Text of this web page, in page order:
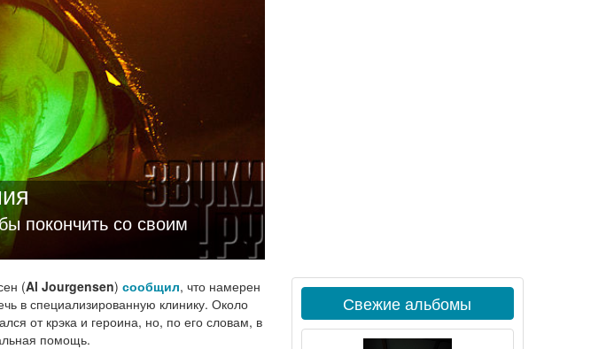
покончить со своим
(Al Jourgensen) сообщил, что намерен
в специализированную клинику. Около
от крэка и героина, но, по его словам, в
помощь.
Свежие альбомы